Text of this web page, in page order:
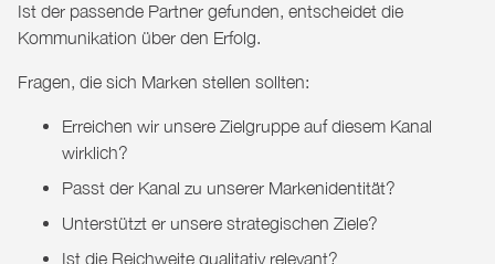
Ist der passende Partner gefunden, entscheidet die
Kommunikation über den Erfolg.
Fragen, die sich Marken stellen sollten:
Erreichen wir unsere Zielgruppe auf diesem Kanal
wirklich?
Passt der Kanal zu unserer Markenidentität?
Unterstützt er unsere strategischen Ziele?
Ist die Reichweite qualitativ relevant?